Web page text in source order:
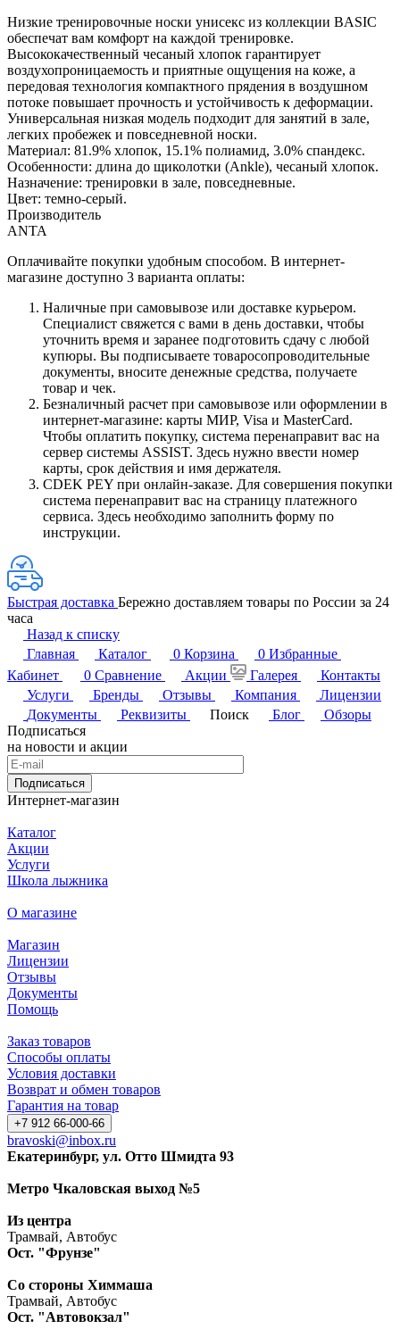
Низкие тренировочные носки унисекс из коллекции BASIC
обеспечат вам комфорт на каждой тренировке.
Высококачественный чесаный хлопок гарантирует
воздухопроницаемость и приятные ощущения на коже, а
передовая технология компактного прядения в воздушном
потоке повышает прочность и устойчивость к деформации.
Универсальная низкая модель подходит для занятий в зале,
легких пробежек и повседневной носки.
Материал: 81.9% хлопок, 15.1% полиамид, 3.0% спандекс.
Особенности: длина до щиколотки (Ankle), чесаный хлопок.
Назначение: тренировки в зале, повседневные.
Цвет: темно-серый.
Производитель
ANTA
Оплачивайте покупки удобным способом. В интернет-
магазине доступно 3 варианта оплаты:
Наличные при самовывозе или доставке курьером.
Специалист свяжется с вами в день доставки, чтобы
уточнить время и заранее подготовить сдачу с любой
купюры. Вы подписываете товаросопроводительные
документы, вносите денежные средства, получаете
товар и чек.
Безналичный расчет при самовывозе или оформлении в
интернет-магазине: карты МИР, Visa и MasterCard.
Чтобы оплатить покупку, система перенаправит вас на
сервер системы ASSIST. Здесь нужно ввести номер
карты, срок действия и имя держателя.
CDEK PEY при онлайн-заказе. Для совершения покупки
система перенаправит вас на страницу платежного
сервиса. Здесь необходимо заполнить форму по
инструкции.
Быстрая доставка Бережно доставляем товары по России за 24
часа
Назад к списку
Главная
Каталог 0 Корзина 0 Избранные
Кабинет
0 Сравнение Акции Галерея
Контакты
Услуги
Бренды Отзывы Компания
Лицензии
Документы
Реквизиты Поиск Блог
Обзоры
Подписаться
на новости и акции
Подписаться
Интернет-магазин
Каталог
Акции
Услуги
Школа лыжника
О магазине
Магазин
Лицензии
Отзывы
Документы
Помощь
Заказ товаров
Способы оплаты
Условия доставки
Возврат и обмен товаров
Гарантия на товар
+7 912 66-000-66
bravoski@inbox.ru
Екатеринбург, ул. Отто Шмидта 93
Метро Чкаловская выход №5
Из центра
Трамвай, Автобус
Ост. "Фрунзе"
Со стороны Химмаша
Трамвай, Автобус
Ост. "Автовокзал"